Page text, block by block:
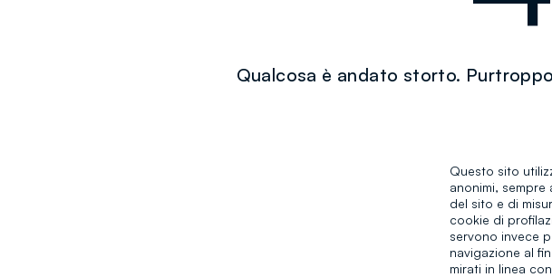
Qualcosa è andato storto.
Questo sito
anonimi,
del sito e di
cookie di
servono invece
navigazione al
mirati in linea